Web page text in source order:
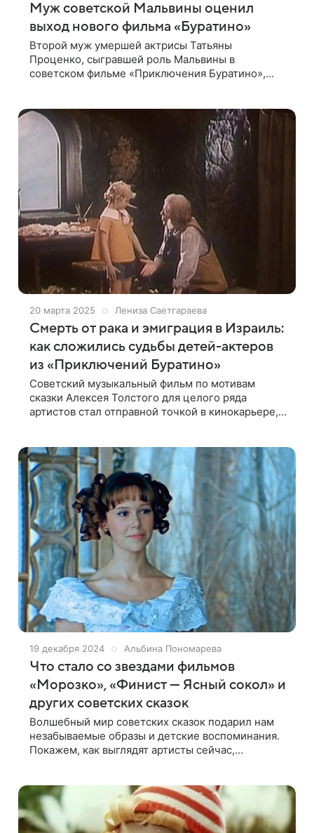
Муж советской Мальвины оценил
выход нового фильма «Буратино»
Второй муж умершей актрисы Татьяны
Проценко, сыгравшей роль Мальвины в
советском фильме «Приключения Буратино»,
Напомним,
20 марта 2025 Лениза Саетгараева
Смерть от рака и эмиграция в Израиль:
как сложились судьбы детей-актеров
из «Приключений Буратино»
Советский музыкальный фильм по мотивам
сказки Алексея Толстого для целого ряда
артистов стал отправной точкой в кинокарьере, а
актеров
19 декабря 2024 Альбина Пономарева
Что стало со звездами фильмов
«Морозко», «Финист — Ясный сокол» и
других советских сказок
Волшебный мир советских сказок подарил нам
незабываемые образы и детские воспоминания.
Покажем, как выглядят артисты сейчас,